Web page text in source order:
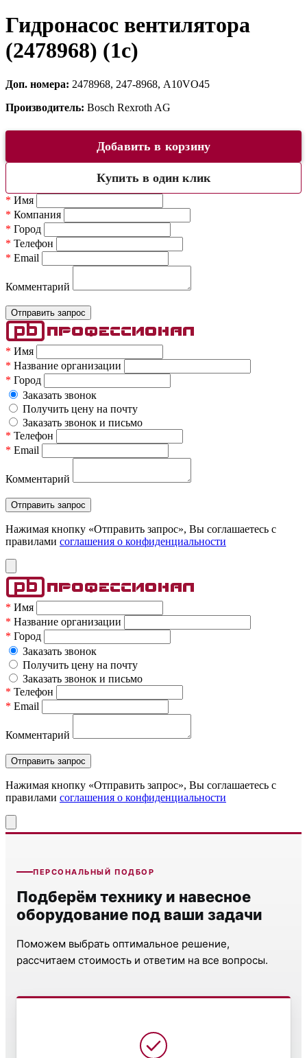
Гидронасос вентилятора
(2478968) (1c)
Доп. номера: 2478968, 247-8968, A10VO45
Производитель: Bosch Rexroth AG
Добавить в корзину
Купить в один клик
* Имя
* Компания
* Город
* Телефон
* Email
Комментарий
* Имя
* Название организации
* Город
Заказать звонок
Получить цену на почту
Заказать звонок и письмо
* Телефон
* Email
Комментарий
Нажимая кнопку «Отправить запрос», Вы соглашаетесь c
правилами соглашения о конфиденциальности
* Имя
* Название организации
* Город
Заказать звонок
Получить цену на почту
Заказать звонок и письмо
* Телефон
* Email
Комментарий
Нажимая кнопку «Отправить запрос», Вы соглашаетесь c
правилами соглашения о конфиденциальности
ПЕРСОНАЛЬНЫЙ ПОДБОР
Подберём технику и навесное
оборудование под ваши задачи
Поможем выбрать оптимальное решение,
рассчитаем стоимость и ответим на все вопросы.